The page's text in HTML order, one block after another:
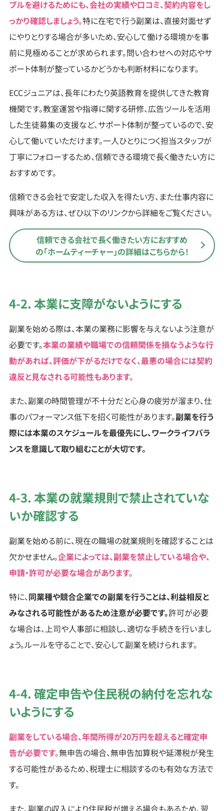
ブルを避けるためにも、会社の実績や口コミ、契約内容をし
っかり確認しましょう。特に在宅で行う副業は、直接対面せず
にやりとりする場合が多いため、安心して働ける環境かを事
前に見極めることが求められます。問い合わせへの対応やサ
ポート体制が整っているかどうかも判断材料になります。
ECCジュニアは、長年にわたり英語教育を提供してきた教育
機関です。教室運営や指導に関する研修、広告ツールを活用
した生徒募集の支援など、サポート体制が整っているので、安
心して働いていただけます。一人ひとりにつく担当スタッフが
丁寧にフォローするため、信頼できる環境で長く働きたい方に
おすすめです。
信頼できる会社で安定した収入を得たい方、また仕事内容に
興味がある方は、ぜひ以下のリンクから詳細をご覧ください。
信頼できる会社で長く働きたい方におすすめ
の「ホームティーチャー」の詳細はこちらから！
4-2. 本業に支障がないようにする
副業を始める際は、本業の業務に影響を与えないよう注意が
必要です。本業の業績や職場での信頼関係を損なうような行
動があれば、評価が下がるだけでなく、最悪の場合には契約
違反と見なされる可能性もあります。
また、副業の時間管理が不十分だと心身の疲労が溜まり、仕
事のパフォーマンス低下を招く可能性があります。副業を行う
際には本業のスケジュールを最優先にし、ワークライフバラ
ンスを意識して取り組むことが大切です。
4-3. 本業の就業規則で禁止されていな
いか確認する
副業を始める前に、現在の職場の就業規則を確認することは
欠かせません。企業によっては、副業を禁止している場合や、
申請・許可が必要な場合があります。
特に、同業種や競合企業での副業を行うことは、利益相反と
みなされる可能性があるため注意が必要です。許可が必要
な場合は、上司や人事部に相談し、適切な手続きを行いまし
ょう。ルールを守ることで、安心して副業を続けられます。
4-4. 確定申告や住民税の納付を忘れな
いようにする
副業をしている場合、年間所得が20万円を超えると確定申
告が必要です。無申告の場合、無申告加算税や延滞税が発生
する可能性があるため、税理士に相談するのも有効な方法で
す。
また、副業の収入により住民税が増える場合もあるため、翌